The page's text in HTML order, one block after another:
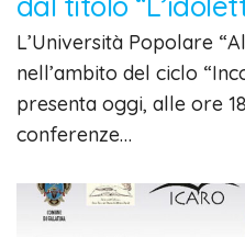
L’Università Popolare
nell’ambito del ciclo
presenta oggi, alle ore
conferenze…